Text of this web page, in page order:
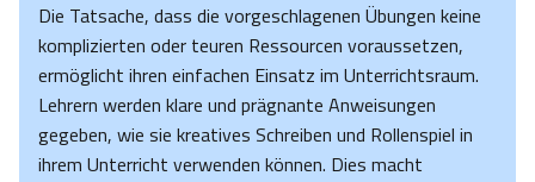
Die Tatsache, dass die vorgeschlagenen Übungen keine
komplizierten oder teuren Ressourcen voraussetzen,
ermöglicht ihren einfachen Einsatz im Unterrichtsraum.
Lehrern werden klare und prägnante Anweisungen
gegeben, wie sie kreatives Schreiben und Rollenspiel in
ihrem Unterricht verwenden können. Dies macht